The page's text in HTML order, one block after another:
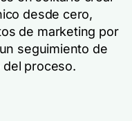
desde cero,
de marketing por
seguimiento de
proceso.